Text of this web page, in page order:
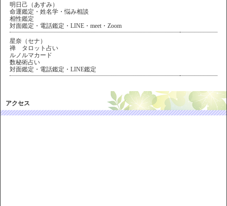
明日己（あすみ）
命運鑑定・姓名学・悩み相談
相性鑑定
対面鑑定・電話鑑定・LINE・meet・Zoom
星奈（セナ）
禅 タロット占い
ルノルマカード
数秘術占い
対面鑑定・電話鑑定・LINE鑑定
アクセス